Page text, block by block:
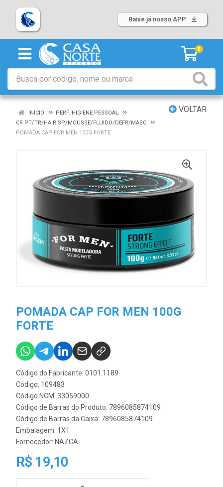
Baixe já nosso APP
0
VOLTAR
INÍCIO
PERF. HIGIENE PESSOAL
CR PT/TR/HAIR SP/MOUSSE/FLUIDO/DEFR/MASC
POMADA CAP FOR MEN 100G FORTE
POMADA CAP FOR MEN 100G
FORTE
Código do Fabricante: 0101.1189
Código: 109483
Código NCM: 33059000
Código de Barras do Produto: 7896085874109
Código de Barras da Caixa: 7896085874109
Embalagem: 1X1
Fornecedor: NAZCA
R$ 19,10